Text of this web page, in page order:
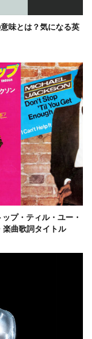
味とは？気になる英
プ・ティル・ユー・
楽曲歌詞タイトル